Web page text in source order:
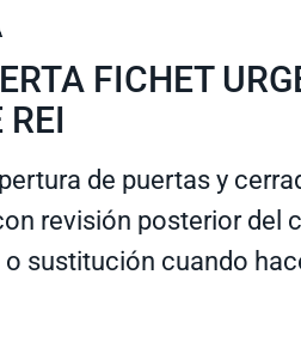
FICHET
REI
de puertas y
revisión posterior del
o sustitución cuando